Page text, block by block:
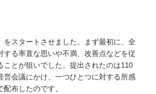
スタートさせました。まず最初に、全
る率直な思いや不満、改善点などを従
とが狙いでした。提出されたのは110
会議にかけ、一つひとつに対する所感
布したのです。